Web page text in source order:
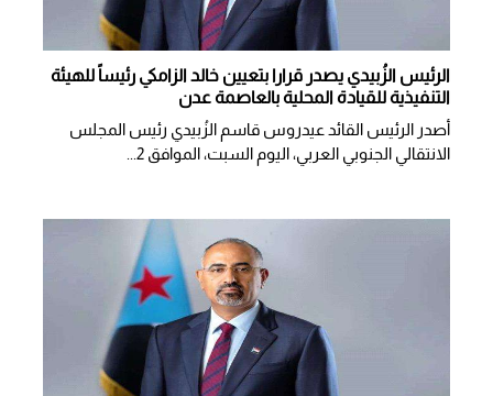
الرئيس الزُبيدي يصدر قرارا بتعيين خالد الزامكي رئيساً للهيئة
التنفيذية للقيادة المحلية بالعاصمة عدن
أصدر الرئيس القائد عيدروس قاسم الزُبيدي رئيس المجلس
الانتقالي الجنوبي العربي، اليوم السبت، الموافق 2...